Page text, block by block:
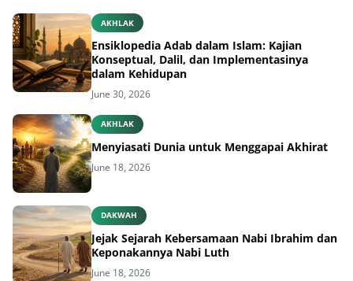
AKHLAK
Ensiklopedia Adab dalam Islam: Kajian
Konseptual, Dalil, dan Implementasinya
dalam Kehidupan
June 30, 2026
AKHLAK
Menyiasati Dunia untuk Menggapai Akhirat
June 18, 2026
DAKWAH
Jejak Sejarah Kebersamaan Nabi Ibrahim dan
Keponakannya Nabi Luth
June 18, 2026